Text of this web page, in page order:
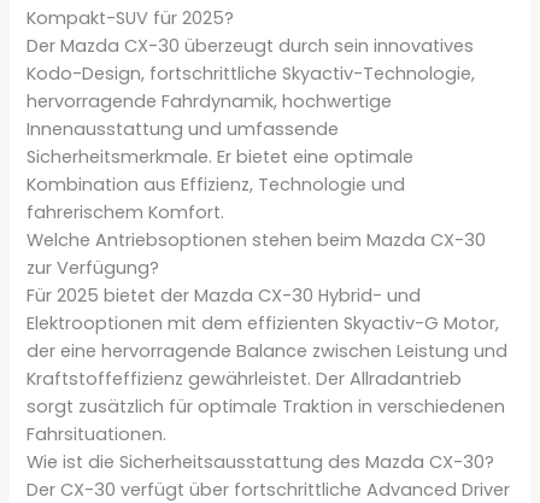
Kompakt-SUV für 2025?
Der Mazda CX-30 überzeugt durch sein innovatives
Kodo-Design, fortschrittliche Skyactiv-Technologie,
hervorragende Fahrdynamik, hochwertige
Innenausstattung und umfassende
Sicherheitsmerkmale. Er bietet eine optimale
Kombination aus Effizienz, Technologie und
fahrerischem Komfort.
Welche Antriebsoptionen stehen beim Mazda CX-30
zur Verfügung?
Für 2025 bietet der Mazda CX-30 Hybrid- und
Elektrooptionen mit dem effizienten Skyactiv-G Motor,
der eine hervorragende Balance zwischen Leistung und
Kraftstoffeffizienz gewährleistet. Der Allradantrieb
sorgt zusätzlich für optimale Traktion in verschiedenen
Fahrsituationen.
Wie ist die Sicherheitsausstattung des Mazda CX-30?
Der CX-30 verfügt über fortschrittliche Advanced Driver